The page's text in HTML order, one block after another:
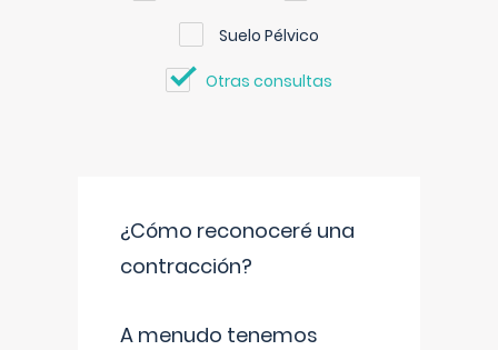
Suelo Pélvico
Otras consultas
¿Cómo reconoceré una
contracción?
A menudo tenemos